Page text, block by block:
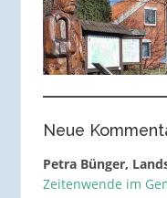
Neue
Petra Bünger,
Zeitenwende im